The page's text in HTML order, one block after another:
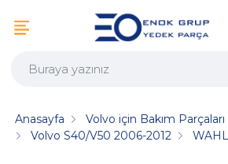
Anasayfa
Volvo için Bakım Parçaları
Volvo S40/V50 2006-2012